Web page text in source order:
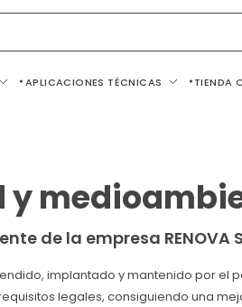
APLICACIONES TÉCNICAS TIENDA
y
de la empresa RENOVA
implantado y mantenido por el
legales, consiguiendo una